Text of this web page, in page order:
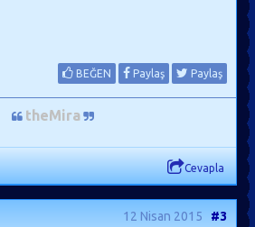
BEĞEN Paylaş Paylaş
theMira
Cevapla
12 Nisan 2015 #3